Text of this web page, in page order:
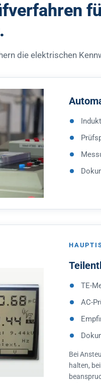
die elektrischen
TE-
AC-
Bei
halten,